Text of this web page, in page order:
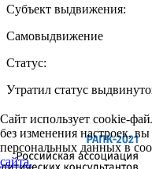
Субъект выдвижения:
Самовыдвижение
Статус:
Утратил статус
Сайт использует cookie-
без изменения настроек, вы
персональных данных в
сайта.